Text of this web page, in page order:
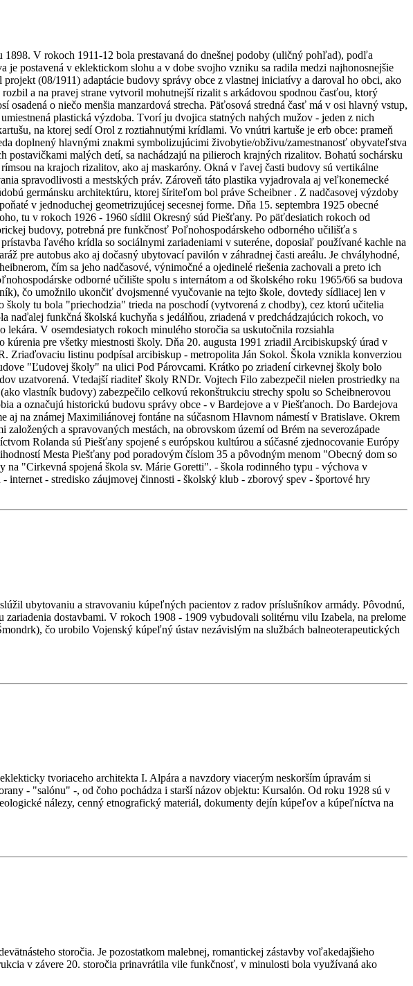
V rokoch 1911-12 bola prestavaná do dnešnej podoby (uličný pohľad), podľa
postavená v eklektickom slohu a v dobe svojho vzniku sa radila medzi najhonosnejšie
(08/1911) adaptácie budovy správy obce z vlastnej iniciatívy a daroval ho obci, ako
a na pravej strane vytvoril mohutnejší rizalit s arkádovou spodnou časťou, ktorý
o niečo menšia manzardová strecha. Päťosová stredná časť má v osi hlavný vstup,
plastická výzdoba. Tvorí ju dvojica statných nahých mužov - jeden z nich
na ktorej sedí Orol z roztiahnutými krídlami. Vo vnútri kartuše je erb obce: prameň
doplnený hlavnými znakmi symbolizujúcimi živobytie/obživu/zamestnanosť obyvateľstva
malých detí, sa nachádzajú na pilieroch krajných rizalitov. Bohatú sochársku
na krajoch rizalitov, ako aj maskaróny. Okná v ľavej časti budovy sú vertikálne
spravodlivosti a mestských práv. Zároveň táto plastika vyjadrovala aj veľkonemecké
germánsku architektúru, ktorej šíriteľom bol práve Scheibner . Z nadčasovej výzdoby
v jednoduchej geometrizujúcej secesnej forme. Dňa 15. septembra 1925 obecné
tu v rokoch 1926 - 1960 sídlil Okresný súd Piešťany. Po päťdesiatich rokoch od
budovy, potrebná pre funkčnosť Poľnohospodárskeho odborného učilišťa s
ľavého krídla so sociálnymi zariadeniami v suteréne, doposiaľ používané kachle na
pre autobus ako aj dočasný ubytovací pavilón v záhradnej časti areálu. Je chvályhodné,
čím sa jeho nadčasové, výnimočné a ojedinelé riešenia zachovali a preto ich
odborné učilište spolu s internátom a od školského roku 1965/66 sa budova
čo umožnilo ukončiť dvojsmenné vyučovanie na tejto škole, dovtedy sídliacej len v
tu bola "priechodzia" trieda na poschodí (vytvorená z chodby), cez ktorú učitelia
naďalej funkčná školská kuchyňa s jedálňou, zriadená v predchádzajúcich rokoch, vo
V osemdesiatych rokoch minulého storočia sa uskutočnila rozsiahla
pre všetky miestnosti školy. Dňa 20. augusta 1991 zriadil Arcibiskupský úrad v
Zriaďovaciu listinu podpísal arcibiskup - metropolita Ján Sokol. Škola vznikla konverziou
"Ľudovej školy" na ulici Pod Párovcami. Krátko po zriadení cirkevnej školy bolo
uzatvorená. Vtedajší riaditeľ školy RNDr. Vojtech Filo zabezpečil nielen prostriedky na
vlastník budovy) zabezpečilo celkovú rekonštrukciu strechy spolu so Scheibnerovou
a označujú historickú budovu správy obce - v Bardejove a v Piešťanoch. Do Bardejova
na známej Maximiliánovej fontáne na súčasnom Hlavnom námestí v Bratislave. Okrem
a spravovaných mestách, na obrovskom území od Brém na severozápade
Rolanda sú Piešťany spojené s európskou kultúrou a súčasné zjednocovanie Európy
Mesta Piešťany pod poradovým číslom 35 a pôvodným menom "Obecný dom so
"Cirkevná spojená škola sv. Márie Goretti". - škola rodinného typu - výchova v
- stredisko záujmovej činnosti - školský klub - zborový spev - športové hry
ubytovaniu a stravovaniu kúpeľných pacientov z radov príslušníkov armády. Pôvodnú,
dostavbami. V rokoch 1908 - 1909 vybudovali solitérnu vilu Izabela, na prelome
čo urobilo Vojenský kúpeľný ústav nezávislým na službách balneoterapeutických
tvoriaceho architekta I. Alpára a navzdory viacerým neskorším úpravám si
- "salónu" -, od čoho pochádza i starší názov objektu: Kursalón. Od roku 1928 sú v
nálezy, cenný etnografický materiál, dokumenty dejín kúpeľov a kúpeľníctva na
storočia. Je pozostatkom malebnej, romantickej zástavby voľakedajšieho
v závere 20. storočia prinavrátila vile funkčnosť, v minulosti bola využívaná ako